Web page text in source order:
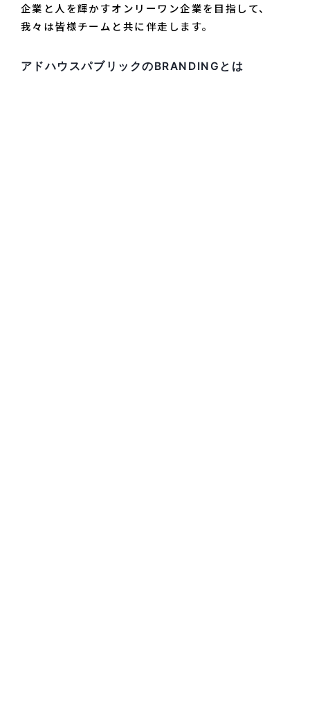
企業と人を輝かすオンリーワン企業を目指して、
我々は皆様チームと共に伴走します。
アドハウスパブリックのBRANDINGとは